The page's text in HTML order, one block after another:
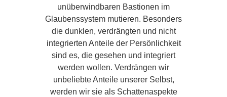
unüberwindbaren Bastionen im
Glaubenssystem mutieren. Besonders
die dunklen, verdrängten und nicht
integrierten Anteile der Persönlichkeit
sind es, die gesehen und integriert
werden wollen. Verdrängen wir
unbeliebte Anteile unserer Selbst,
werden wir sie als Schattenaspekte